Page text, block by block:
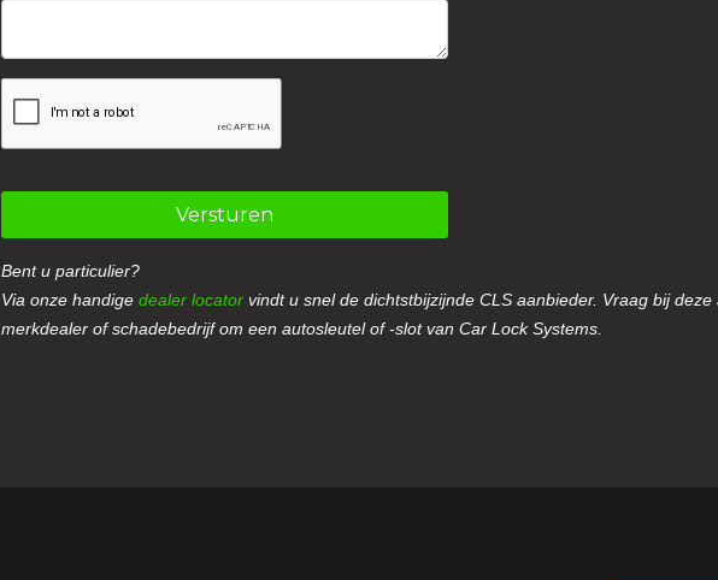
Versturen
Bent u particulier?
Via onze handigedealer locator vindt u snel de dichtstbijzijnde CLS aanbieder. Vraag bij deze
merkdealer of schadebedrijf om een autosleutel of -slot van Car Lock Systems.